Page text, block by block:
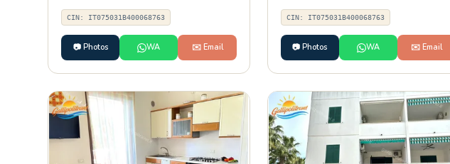
CIN: IT075031B400068763
📷 Photos WA ✉️ Email
CIN: IT075031B400068763
📷 Photos WA ✉️ Email